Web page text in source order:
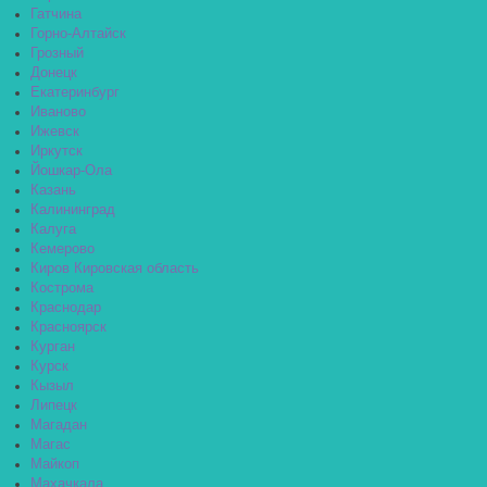
Гатчина
Горно-Алтайск
Грозный
Донецк
Екатеринбург
Иваново
Ижевск
Иркутск
Йошкар-Ола
Казань
Калининград
Калуга
Кемерово
Киров Кировская область
Кострома
Краснодар
Красноярск
Курган
Курск
Кызыл
Липецк
Магадан
Магас
Майкоп
Махачкала